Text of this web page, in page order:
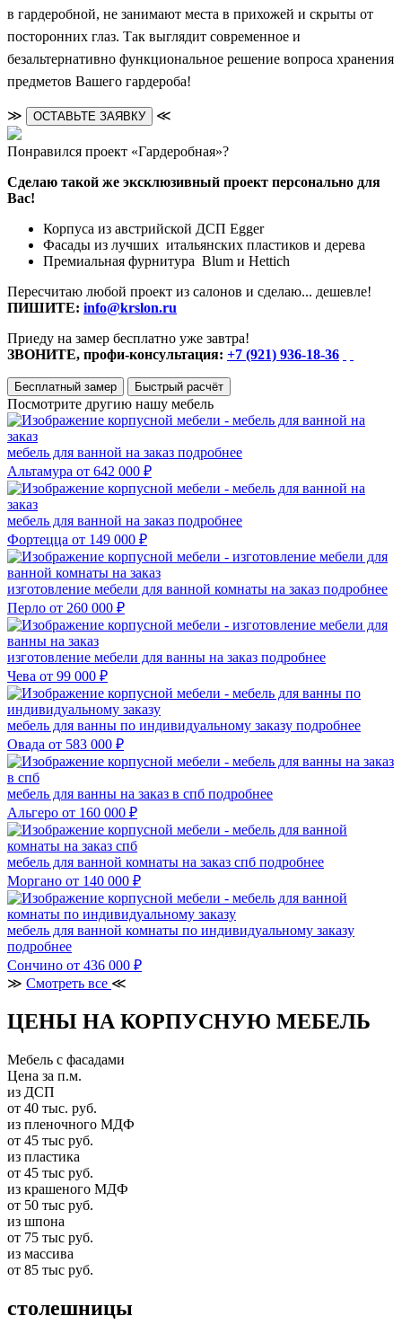
в гардеробной, не занимают места в прихожей и скрыты от
посторонних глаз. Так выглядит современное и
безальтернативно функциональное решение вопроса хранения
предметов Вашего гардероба!
≫ ОСТАВЬТЕ ЗАЯВКУ ≪
Понравился проект «Гардеробная»?
Сделаю такой же эксклюзивный проект персонально для
Вас!
Корпуса из австрийской ДСП Egger
Фасады из лучших итальянских пластиков и дерева
Премиальная фурнитура Blum и Hettich
Пересчитаю любой проект из салонов и сделаю... дешевле!
ПИШИТЕ: info@krslon.ru
Приеду на замер бесплатно уже завтра!
ЗВОНИТЕ, профи-консультация: +7 (921) 936-18-36
Бесплатный замер Быстрый расчёт
Посмотрите другию нашу мебель
мебель для ванной на заказ подробнее
Альтамура от 642 000 ₽
мебель для ванной на заказ подробнее
Фортецца от 149 000 ₽
изготовление мебели для ванной комнаты на заказ подробнее
Перло от 260 000 ₽
изготовление мебели для ванны на заказ подробнее
Чева от 99 000 ₽
мебель для ванны по индивидуальному заказу подробнее
Овада от 583 000 ₽
мебель для ванны на заказ в спб подробнее
Альгеро от 160 000 ₽
мебель для ванной комнаты на заказ спб подробнее
Моргано от 140 000 ₽
мебель для ванной комнаты по индивидуальному заказу
подробнее
Сончино от 436 000 ₽
≫ Смотреть все ≪
ЦЕНЫ НА КОРПУСНУЮ МЕБЕЛЬ
Мебель с фасадами
Цена за п.м.
из ДСП
от 40 тыс. руб.
из пленочного МДФ
от 45 тыс руб.
из пластика
от 45 тыс руб.
из крашеного МДФ
от 50 тыс руб.
из шпона
от 75 тыс руб.
из массива
от 85 тыс руб.
столешницы